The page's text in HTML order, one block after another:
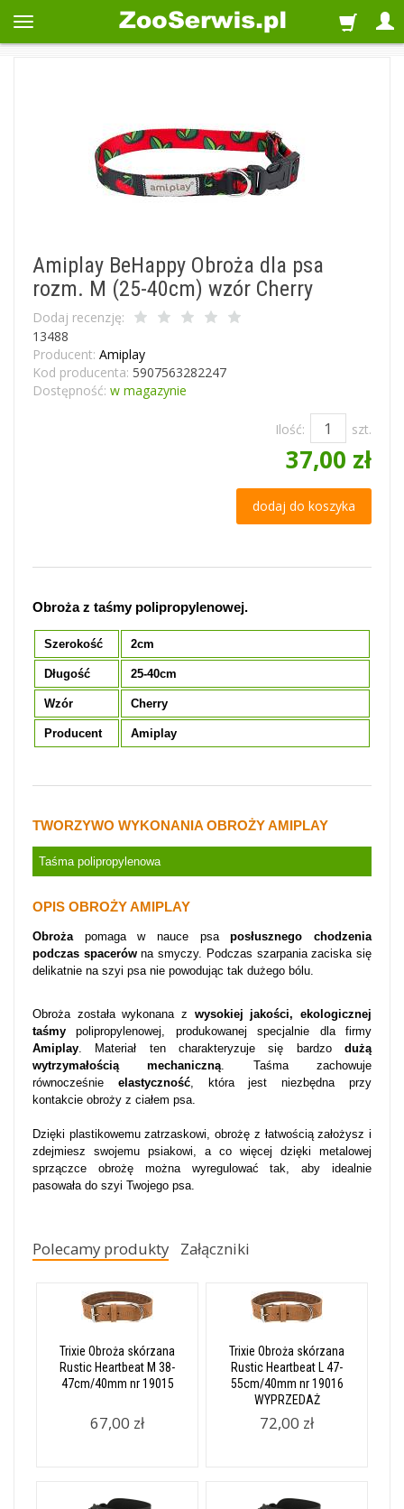
Amiplay BeHappy Obroża dla psa
rozm. M (25-40cm) wzór Cherry
Dodaj recenzję:
13488
Producent: Amiplay
Kod producenta: 5907563282247
Dostępność: w magazynie
Ilość: szt.
37,00 zł
dodaj do koszyka
Obroża z taśmy polipropylenowej.
Szerokość 2cm
Długość 25-40cm
Wzór Cherry
Producent Amiplay
TWORZYWO WYKONANIA OBROŻY AMIPLAY
Taśma polipropylenowa
OPIS OBROŻY AMIPLAY
Obroża pomaga w nauce psaposłusznego chodzenia
podczas spacerówna smyczy. Podczas szarpania zaciska się
delikatnie na szyi psa nie powodując tak dużego bólu.
Obroża została wykonana z wysokiej jakości, ekologicznej
taśmypolipropylenowej, produkowanej specjalnie dla firmy
Amiplay. Materiał ten charakteryzuje się bardzodużą
wytrzymałością mechaniczną. Taśma zachowuje
równocześnie elastyczność, która jest niezbędna przy
kontakcie obroży z ciałem psa.
Dzięki plastikowemu zatrzaskowi, obrożę z łatwością założysz i
zdejmiesz swojemu psiakowi, a co więcej dzięki metalowej
sprzączce obrożę można wyregulować tak, aby idealnie
pasowała do szyi Twojego psa.
Polecamy produkty Załączniki
Trixie Obroża skórzana
Rustic Heartbeat M 38-
47cm/40mm nr 19015
67,00 zł
Trixie Obroża skórzana
Rustic Heartbeat L 47-
55cm/40mm nr 19016
WYPRZEDAŻ
72,00 zł